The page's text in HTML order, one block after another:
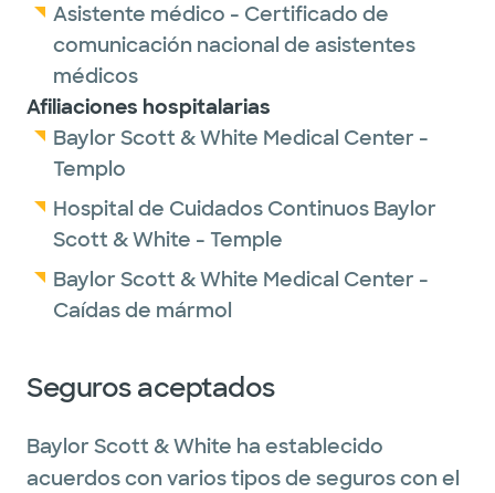
Asistente médico - Certificado de
comunicación nacional de asistentes
médicos
Afiliaciones hospitalarias
Baylor Scott & White Medical Center -
Templo
Hospital de Cuidados Continuos Baylor
Scott & White - Temple
Baylor Scott & White Medical Center -
Caídas de mármol
Seguros aceptados
Baylor Scott & White ha establecido
acuerdos con varios tipos de seguros con el